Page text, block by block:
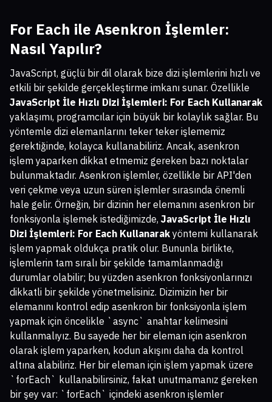
For Each ile Asenkron İşlemler:
Nasıl Yapılır?
JavaScript, güçlü bir dil olarak bize dizi işlemlerini hızlı ve
etkili bir şekilde gerçekleştirme imkanı sunar. Özellikle
JavaScript İle Hızlı Dizi İşlemleri: For Each Kullanarak
yaklaşımı, programcılar için büyük bir kolaylık sağlar. Bu
yöntemle dizi elemanlarını teker teker işlememiz
gerektiğinde, kolayca kullanabiliriz. Ancak, asenkron
işlem yaparken dikkat etmemiz gereken bazı noktalar
bulunmaktadır. Asenkron işlemler, özellikle bir API'den
veri çekme veya uzun süren işlemler sırasında önemli
hale gelir. Örneğin, bir dizinin her elemanını asenkron bir
fonksiyonla işlemek istediğimizde, JavaScript İle Hızlı
Dizi İşlemleri: For Each Kullanarak yöntemi kullanarak
işlem yapmak oldukça pratik olur. Bununla birlikte,
işlemlerin tam sıralı bir şekilde tamamlanmadığı
durumlar olabilir; bu yüzden asenkron fonksiyonlarınızı
dikkatli bir şekilde yönetmelisiniz. Dizimizin her bir
elemanını kontrol edip asenkron bir fonksiyonla işlem
yapmak için öncelikle `async` anahtar kelimesini
kullanmalıyız. Bu sayede her bir eleman için asenkron
olarak işlem yaparken, kodun akışını daha da kontrol
altına alabiliriz. Her bir eleman için işlem yapmak üzere
`forEach` kullanabilirsiniz, fakat unutmamanız gereken
bir şey var: `forEach` içindeki asenkron işlemler